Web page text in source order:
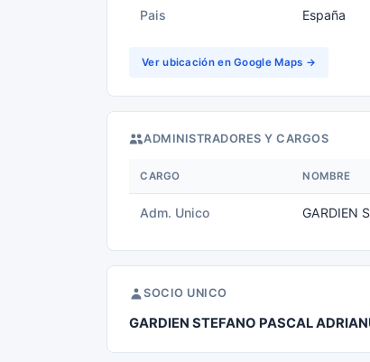
Pais España
Ver ubicación en Google Maps →
ADMINISTRADORES Y CARGOS
CARGO NOMBRE
Adm. Unico GARDIEN
SOCIO UNICO
GARDIEN STEFANO PASCAL